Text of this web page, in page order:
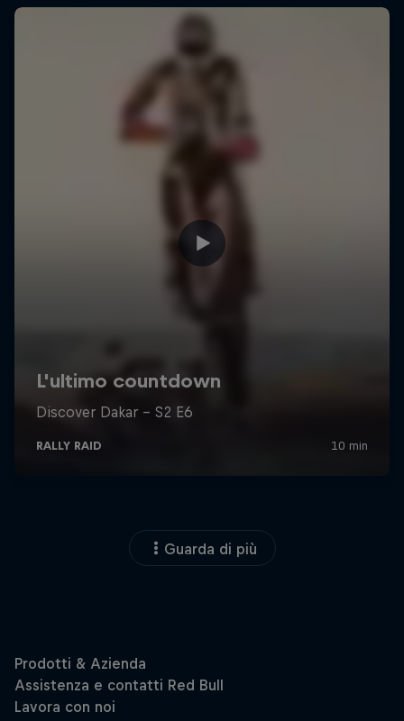
Guarda di più